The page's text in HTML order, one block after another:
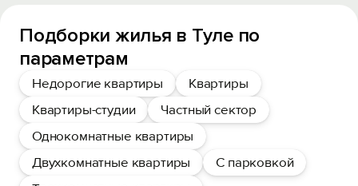
Подборки жилья в Туле по
параметрам
Недорогие квартиры
Квартиры
Квартиры-студии
Частный сектор
Однокомнатные квартиры
Двухкомнатные квартиры
С парковкой